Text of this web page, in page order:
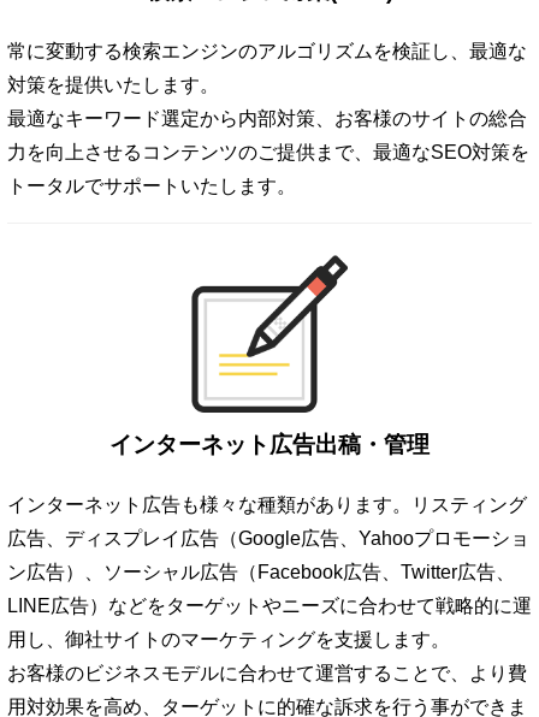
常に変動する検索エンジンのアルゴリズムを検証し、最適な
対策を提供いたします。
最適なキーワード選定から内部対策、お客様のサイトの総合
力を向上させるコンテンツのご提供まで、最適なSEO対策を
トータルでサポートいたします。
インターネット広告出稿・管理
インターネット広告も様々な種類があります。リスティング
広告、ディスプレイ広告（Google広告、Yahooプロモーショ
ン広告）、ソーシャル広告（Facebook広告、Twitter広告、
LINE広告）などをターゲットやニーズに合わせて戦略的に運
用し、御社サイトのマーケティングを支援します。
お客様のビジネスモデルに合わせて運営することで、より費
用対効果を高め、ターゲットに的確な訴求を行う事ができま